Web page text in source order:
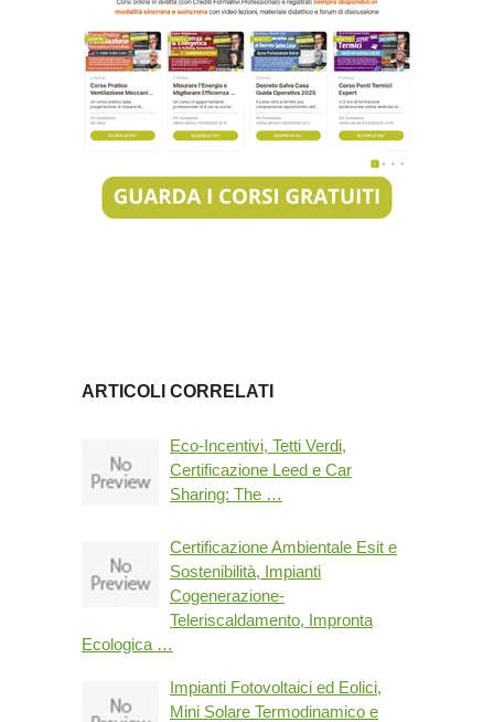
ARTICOLI CORRELATI
Eco-Incentivi, Tetti Verdi,
Certificazione Leed e Car
Sharing: The …
Certificazione Ambientale Esit e
Sostenibilità, Impianti
Cogenerazione-
Teleriscaldamento, Impronta
Ecologica …
Impianti Fotovoltaici ed Eolici,
Mini Solare Termodinamico e